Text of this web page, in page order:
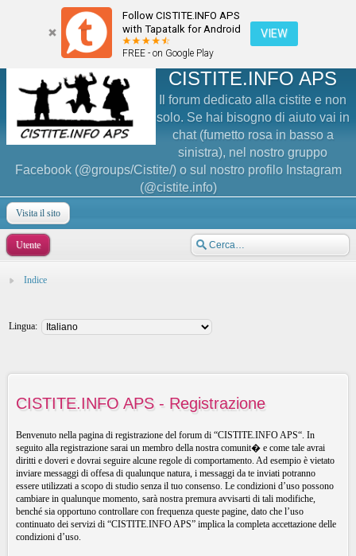
Follow CISTITE.INFO APS
with Tapatalk for Android
FREE - on Google Play
VIEW
CISTITE.INFO APS
Il forum dedicato alla cistite e non
solo. Se hai bisogno di aiuto vai in
chat (fumetto rosa in basso a
sinistra), nel nostro gruppo
Facebook (@groups/Cistite/) o sul nostro profilo Instagram
(@cistite.info)
Visita il sito
Utente
Indice
Lingua:
CISTITE.INFO APS - Registrazione
Benvenuto nella pagina di registrazione del forum di “CISTITE.INFO APS“. In
seguito alla registrazione sarai un membro della nostra comunit� e come tale avrai
diritti e doveri e dovrai seguire alcune regole di comportamento. Ad esempio è vietato
inviare messaggi di offesa di qualunque natura, i messaggi da te inviati potranno
essere utilizzati a scopo di studio senza il tuo consenso. Le condizioni d’uso possono
cambiare in qualunque momento, sarà nostra premura avvisarti di tali modifiche,
benché sia opportuno controllare con frequenza queste pagine, dato che l’uso
continuato dei servizi di “CISTITE.INFO APS” implica la completa accettazione delle
condizioni d’uso.